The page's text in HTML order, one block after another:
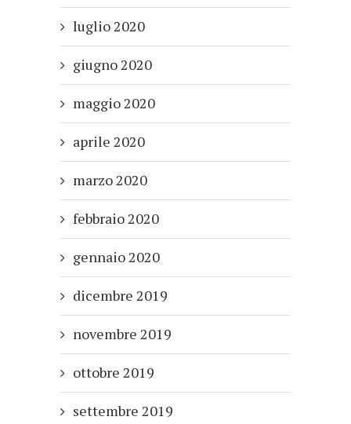
luglio 2020
giugno 2020
maggio 2020
aprile 2020
marzo 2020
febbraio 2020
gennaio 2020
dicembre 2019
novembre 2019
ottobre 2019
settembre 2019